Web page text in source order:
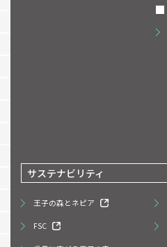
サステナビリティ
王子の森とネピア
FSC